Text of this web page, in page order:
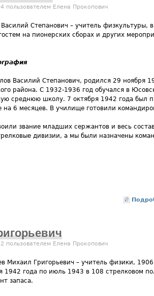
пользователем Елена Прокопович
Василий Степанович – учитель
на пионерских сборах и других
Василий Степанович, родился 29 ноября
района. С 1932-1936 год обучался в
среднюю школу. 7 октября 1942 года был
на 6 месяцев. В училище готовили
звание младших сержантов и весь
дивизии, а мы были назначены
пользователем Елена Прокопович
Михаил Григорьевич – учитель физики,
1942 года по июль 1943 в 108 стрелковом
запаса.